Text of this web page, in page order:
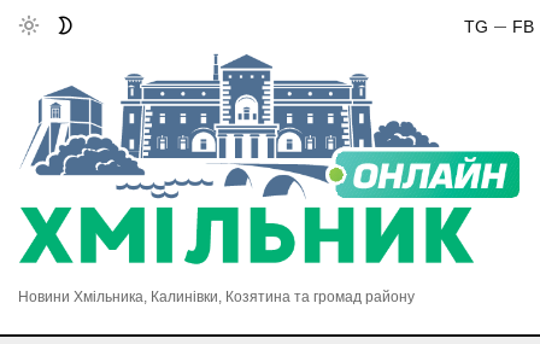
FB
TG
Новини Хмільника, Калинівки, Козятина та громад району